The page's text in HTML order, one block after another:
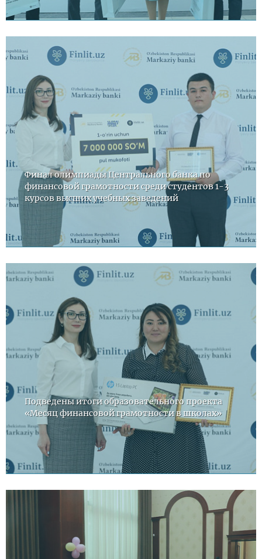
Финал олимпиады Центрального банка по
финансовой грамотности среди студентов 1-3
курсов высших учебных заведений
Подведены итоги образовательного проекта
«Месяц финансовой грамотности в школах»